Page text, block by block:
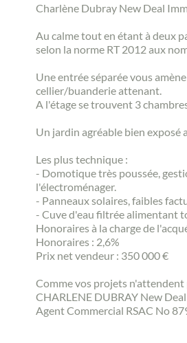
Charlène Dubray New Deal
Au calme tout en étant à deux
selon la norme RT 2012 aux
Une entrée séparée vous
cellier/buanderie attenant.
A l'étage se trouvent 3
Un jardin agréable bien exposé
Les plus technique :
- Domotique très poussée,
l'électroménager.
- Panneaux solaires, faibles
- Cuve d'eau filtrée alimentant
Honoraires à la charge de
Honoraires : 2,6%
Prix net vendeur : 350 000 €
Comme vos projets n'attendent
CHARLENE DUBRAY New
Agent Commercial RSAC No